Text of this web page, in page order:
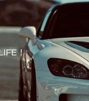
！